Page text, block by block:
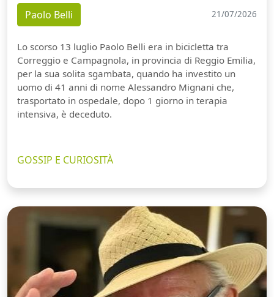
Paolo Belli 21/07/2026
Lo scorso 13 luglio Paolo Belli era in bicicletta tra
Correggio e Campagnola, in provincia di Reggio Emilia,
per la sua solita sgambata, quando ha investito un
uomo di 41 anni di nome Alessandro Mignani che,
trasportato in ospedale, dopo 1 giorno in terapia
intensiva, è deceduto.
GOSSIP E CURIOSITÀ